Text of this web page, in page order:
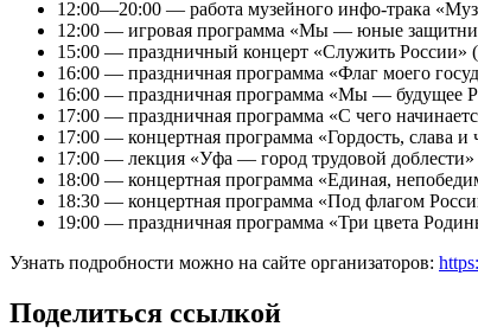
12:00—20:00 — работа музейного инфо-трака
12:00 — игровая программа «Мы — юные
15:00 — праздничный концерт «Служить России»
16:00 — праздничная программа «Флаг моего
16:00 — праздничная программа «Мы — будущее
17:00 — праздничная программа «С чего
17:00 — концертная программа «Гордость,
17:00 — лекция «Уфа — город трудовой
18:00 — концертная программа «Единая,
18:30 — концертная программа «Под флагом
19:00 — праздничная программа «Три цвета
Узнать подробности можно на сайте организаторов:
Поделиться ссылкой